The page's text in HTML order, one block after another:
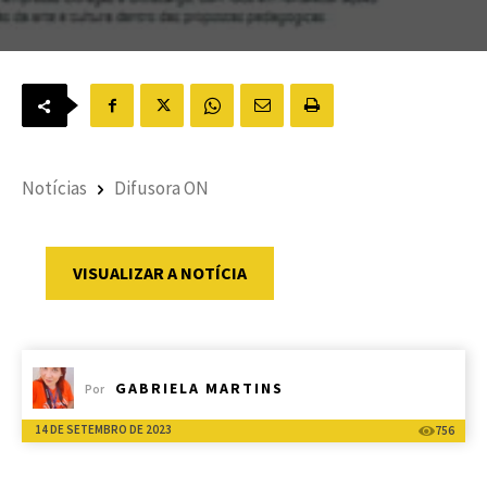
Notícias Difusora ON
VISUALIZAR A NOTÍCIA
Por GABRIELA MARTINS
14 DE SETEMBRO DE 2023 756